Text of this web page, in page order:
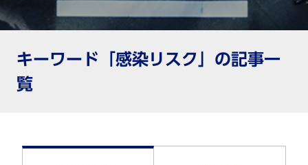
キーワード「感染リスク」の記事一
覧